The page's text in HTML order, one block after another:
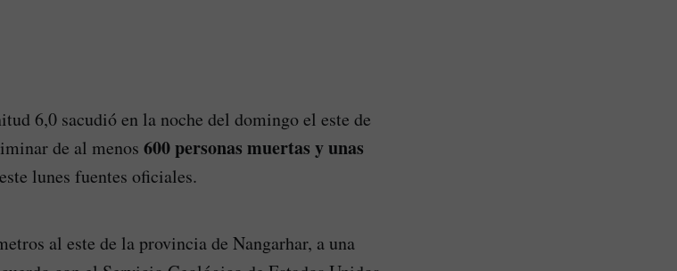
6,0 sacudió en la noche del domingo el este de
de al menos 600 personas muertas y unas
lunes fuentes oficiales.
al este de la provincia de Nangarhar, a una